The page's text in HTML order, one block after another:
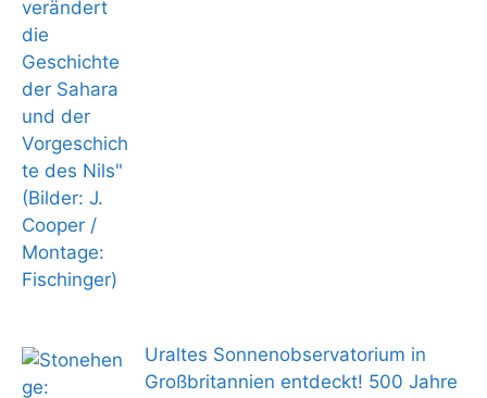
Uraltes Sonnenobservatorium in
Großbritannien entdeckt! 500 Jahre